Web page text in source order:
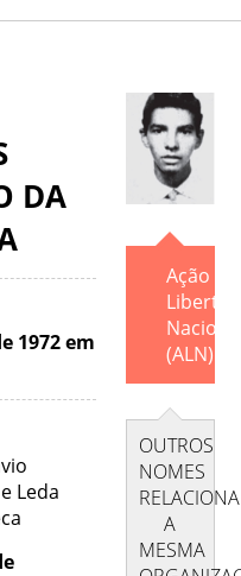
T .U
DA
1972 em
Leda
Ação
(ALN).
OUTROS
NOMES
A
MESMA